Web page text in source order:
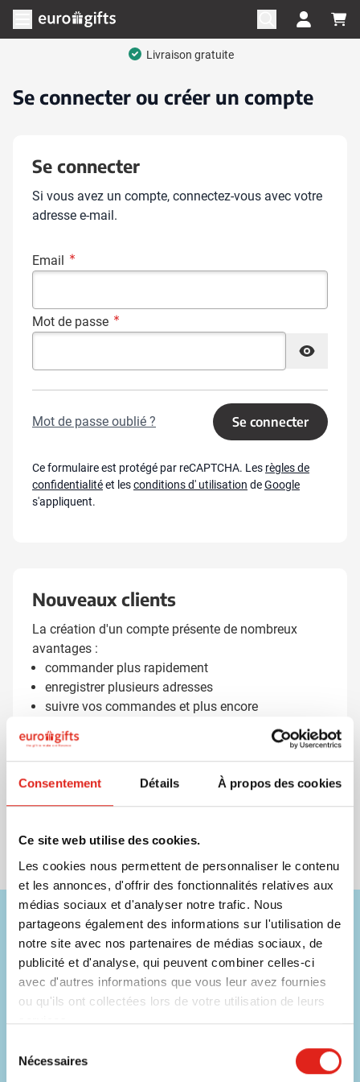
Consentement Détails À propos des cookies
Ce site web utilise des cookies.
Les cookies nous permettent de personnaliser le contenu
et les annonces, d'offrir des fonctionnalités relatives aux
médias sociaux et d'analyser notre trafic. Nous
partageons également des informations sur l'utilisation de
notre site avec nos partenaires de médias sociaux, de
publicité et d'analyse, qui peuvent combiner celles-ci
avec d'autres informations que vous leur avez fournies
ou qu'ils ont collectées lors de votre utilisation de leurs
services.
Nécessaires
Aller au contenu
Ouvrir le menu
Livraison gratuite
Se connecter ou créer un compte
Se connecter
Si vous avez un compte, connectez-vous avec votre
adresse e-mail.
Email
Mot de passe
Se connecter
Mot de passe oublié ?
Ce formulaire est protégé par reCAPTCHA. Les règles de
confidentialitéet lesconditions d' utilisation deGoogle
s'appliquent.
Nouveaux clients
La création d'un compte présente de nombreux
avantages :
commander plus rapidement
enregistrer plusieurs adresses
suivre vos commandes et plus encore
Besoin d'aide ?
Nos commerciaux sont disponibles sur les coordonnées ci-
dessous !
Téléphone
056 31 39 91
Chat